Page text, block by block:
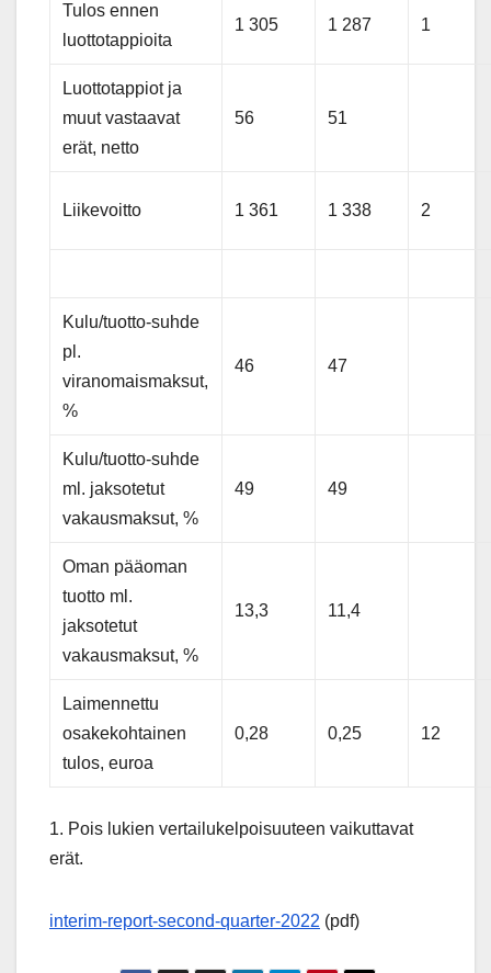
Tulos ennen
luottotappioita
1 305 1 287 1
Luottotappiot ja
muut vastaavat
erät, netto
56 51
Liikevoitto 1 361 1 338 2
Kulu/tuotto-suhde
pl.
viranomaismaksut,
%
46 47
Kulu/tuotto-suhde
ml. jaksotetut
vakausmaksut, %
49 49
Oman pääoman
tuotto ml.
jaksotetut
vakausmaksut, %
13,3 11,4
Laimennettu
osakekohtainen
tulos, euroa
0,28 0,25 12
1. Pois lukien vertailukelpoisuuteen vaikuttavat
erät.
interim-report-second-quarter-2022 (pdf)